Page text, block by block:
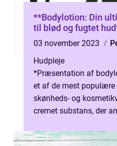
**Bodylotion: Din
til blød og fugtet
03 november 2023
Hudpleje
*Præsentation af
et af de mest
skønheds- og
cremet substans, der